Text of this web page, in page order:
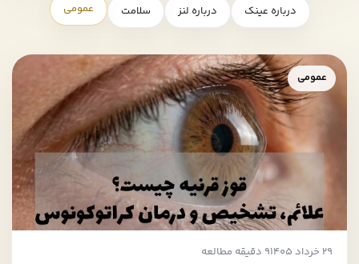
درباره عینک درباره لنز سلامت عمومی
عمومی
29 خرداد 1405 9 دقیقه مطالعه